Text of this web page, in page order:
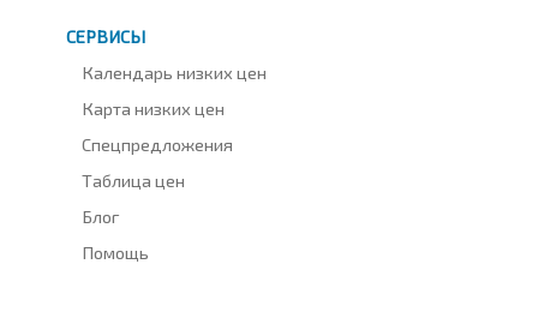
СЕРВИСЫ
Календарь низких цен
Карта низких цен
Спецпредложения
Таблица цен
Блог
Помощь